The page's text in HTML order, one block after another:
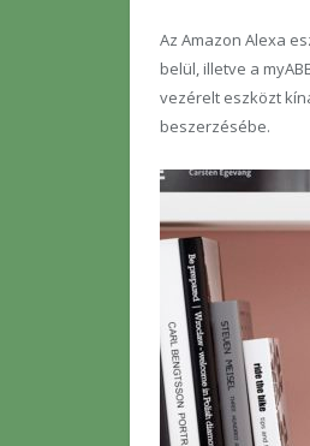
Az Amazon Alexa
belül, illetve a
vezérelt eszközt
beszerzésébe.